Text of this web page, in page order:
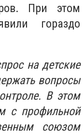
При этом
гораздо
на детские
вопросы
В этом
с профильной
союзом